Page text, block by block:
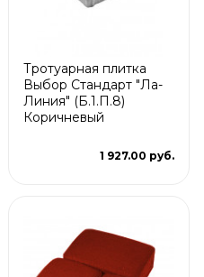
Тротуарная плитка
Выбор Стандарт "Ла-
Линия" (Б.1.П.8)
Коричневый
1 927.00 руб.